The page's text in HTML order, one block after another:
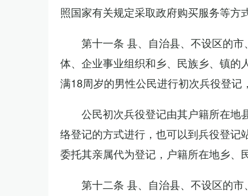
照国家有关规定采取政府购买服务等方
第十一条 县、自治县、不设区的
体、企业事业组织和乡、民族乡、镇的
满18周岁的男性公民进行初次兵役登记
公民初次兵役登记由其户籍所在地
络登记的方式进行，也可以到兵役登记
委托其亲属代为登记，户籍所在地乡、
第十二条 县、自治县、不设区的